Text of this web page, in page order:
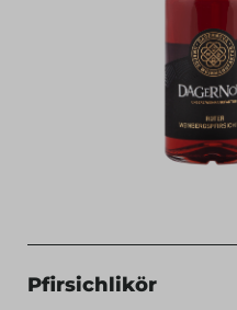
Pfirsichlikör